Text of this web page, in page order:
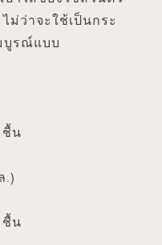
ม่ว่าจะใช้เป็นกระ
บูรณ์แบบ
ชื้น
.)
ชื้น